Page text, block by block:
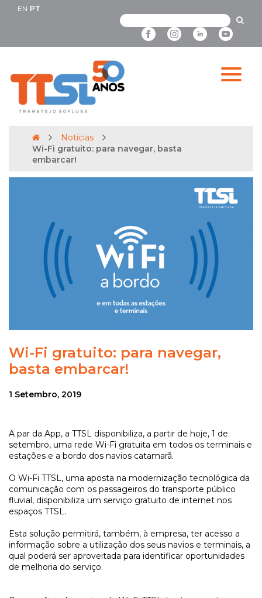
EN PT
Notícias
Wi-Fi gratuito: para navegar, basta
embarcar!
Wi-Fi gratuito: para navegar,
basta embarcar!
1 Setembro, 2019
A par da App, a TTSL disponibiliza, a partir de hoje, 1 de
setembro, uma rede Wi-Fi gratuita em todos os terminais e
estações e a bordo dos navios catamarã.
O Wi-Fi TTSL, uma aposta na modernização tecnológica da
comunicação com os passageiros do transporte público
fluvial, disponibiliza um serviço gratuito de internet nos
espaços TTSL.
Esta solução permitirá, também, à empresa, ter acesso a
informação sobre a utilização dos seus navios e terminais, a
qual poderá ser aproveitada para identificar oportunidades
de melhoria do serviço.